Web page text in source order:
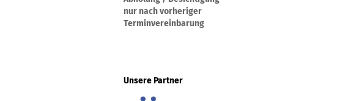
nur nach vorheriger
Terminvereinbarung
Unsere Partner